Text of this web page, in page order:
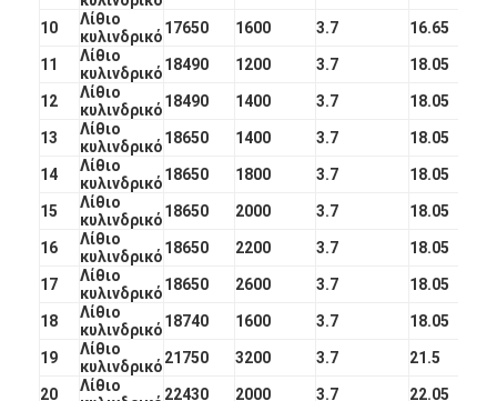
Pack μπαταριών NiCd
πακέτα μπαταριών ιόντων λιθίου
φακός επαναφορτιζόμενη μπαταρία
μπαταρία φωτισμού έκτακτης ανάγκης
Μπαταρία λι Mno2
Μπαταρία λι Socl2
Αρχική μπαταρία λίθιου
υβριδική μπαταρία αυτοκινήτων
10
Λίθιο
κυλινδρικό17650 1600 3.7 16.65
11
Λίθιο
κυλινδρικό18490 1200 3.7 18.05
12
Λίθιο
κυλινδρικό18490 1400 3.7 18.05
13
Λίθιο
κυλινδρικό18650 1400 3.7 18.05
14
Λίθιο
κυλινδρικό18650 1800 3.7 18.05
15
Λίθιο
κυλινδρικό18650 2000 3.7 18.05
16
Λίθιο
κυλινδρικό18650 2200 3.7 18.05
17
Λίθιο
κυλινδρικό18650 2600 3.7 18.05
18
Λίθιο
κυλινδρικό18740 1600 3.7 18.05
19
Λίθιο
κυλινδρικό21750 3200 3.7 21.5
20
Λίθιο
22430 2000 3.7 22.05